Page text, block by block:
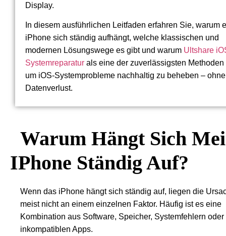
Display.
In diesem ausführlichen Leitfaden erfahren Sie, warum
iPhone sich ständig aufhängt, welche klassischen und
modernen Lösungswege es gibt und warum Ultshare
Systemreparatur als eine der zuverlässigsten Methoden
um iOS-Systemprobleme nachhaltig zu beheben – ohne
Datenverlust.
Warum Hängt Sich
IPhone Ständig Auf?
Wenn das iPhone hängt sich ständig auf, liegen die
meist nicht an einem einzelnen Faktor. Häufig ist es eine
Kombination aus Software, Speicher, Systemfehlern oder
inkompatiblen Apps.